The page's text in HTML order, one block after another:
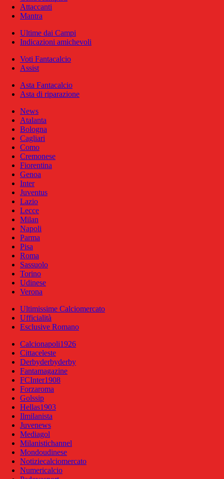
Attaccanti
Mantra
Ultime dai Campi
Indicazioni amichevoli
Voti Fantacalcio
Assist
Asta Fantacalcio
Asta di riparazione
News
Atalanta
Bologna
Cagliari
Como
Cremonese
Fiorentina
Genoa
Inter
Juventus
Lazio
Lecce
Milan
Napoli
Parma
Pisa
Roma
Sassuolo
Torino
Udinese
Verona
Ultimissime Calciomercato
Ufficialità
Esclusive Romano
Calcionapoli1926
Cittaceleste
Derbyderbyderby
Fantamagazine
FCInter1908
Forzaroma
Golssip
Hellas1903
Ilmilanista
Juvenews
Mediagol
Milanistichannel
Mondoudinese
Notiziecalciomercato
Numericalcio